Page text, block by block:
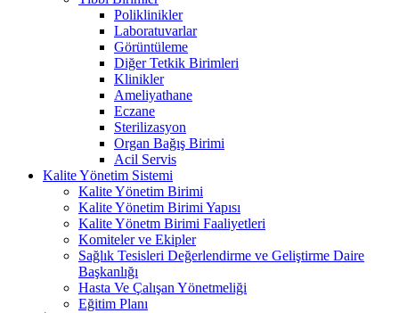
Poliklinikler
Laboratuvarlar
Görüntüleme
Diğer Tetkik Birimleri
Klinikler
Ameliyathane
Eczane
Sterilizasyon
Organ Bağış Birimi
Acil Servis
Kalite Yönetim Sistemi
Kalite Yönetim Birimi
Kalite Yönetim Birimi Yapısı
Kalite Yönetm Birimi Faaliyetleri
Komiteler ve Ekipler
Sağlık Tesisleri Değerlendirme ve Geliştirme Daire
Başkanlığı
Hasta Ve Çalışan Yönetmeliği
Eğitim Planı